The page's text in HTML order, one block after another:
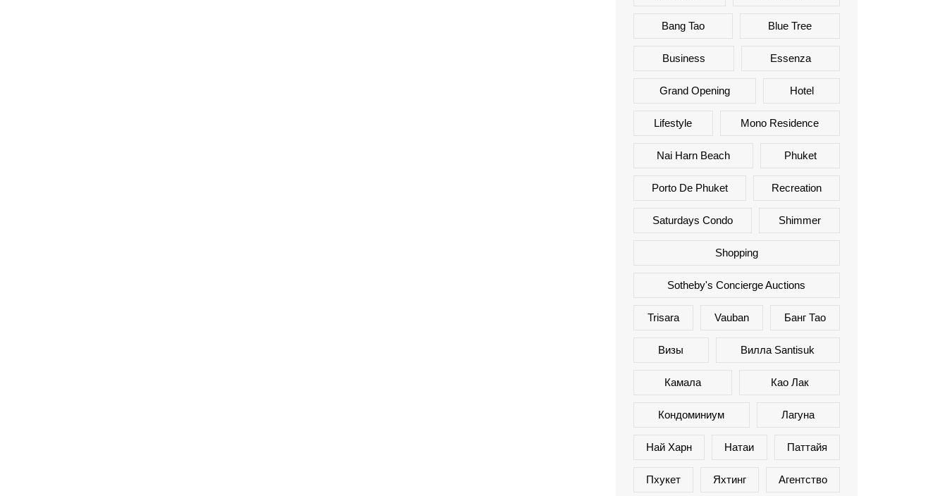
Bang Tao Blue Tree
Business Essenza
Grand Opening Hotel
Lifestyle Mono Residence
Nai Harn Beach Phuket
Porto De Phuket Recreation
Saturdays Condo Shimmer
Shopping
Sotheby's Concierge Auctions
Trisara Vauban Банг Тао
Визы Вилла Santisuk
Камала Као Лак
Кондоминиум Лагуна
Най Харн Натаи Паттайя
Пхукет Яхтинг Агентство